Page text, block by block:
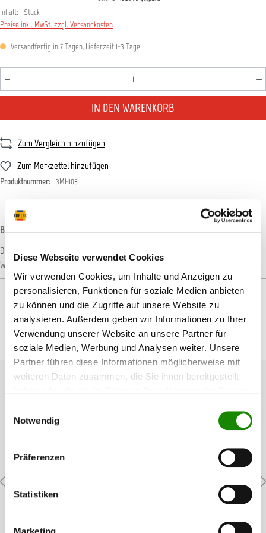
Diese Webseite verwendet Cookies
Wir verwenden Cookies, um Inhalte und Anzeigen zu
personalisieren, Funktionen für soziale Medien anbieten
zu können und die Zugriffe auf unsere Website zu
analysieren. Außerdem geben wir Informationen zu Ihrer
Verwendung unserer Website an unsere Partner für
soziale Medien, Werbung und Analysen weiter. Unsere
Partner führen diese Informationen möglicherweise mit
weiteren Daten zusammen, die Sie ihnen bereitgestellt
Notwendig
Präferenzen
Statistiken
Inhalt: 1 Stück
Preise inkl. MwSt. zzgl. Versandkosten
Versandfertig in 7 Tagen, Lieferzeit 1-3 Tage
Produkt Anzahl: Gib den gewünschten Wert ein oder
IN DEN WARENKORB
Zum Vergleich hinzufügen
Zum Merkzettel hinzufügen
Produktnummer: 113MH108
Beschreibung
Dispenser Ermöglicht sparsame Nutzung Einfach wiederzubefüllen Keine
Wartungsarbeiten Hygienische und luftdichte Aufbewah…
Produktgalerie überspringen
Passendes Zubehör
3M HandClean - Handreiniger Nachfüllpack